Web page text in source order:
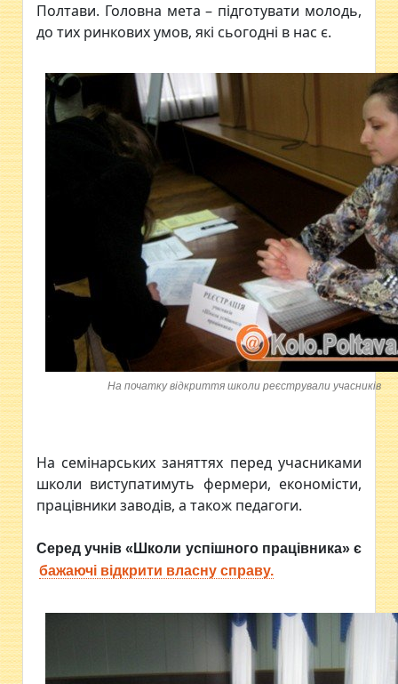
Полтави. Головна мета – підготувати молодь,
до тих ринкових умов, які сьогодні в нас є.
На початку відкриття школи реєстрували учасників
На семінарських заняттях перед учасниками
школи виступатимуть фермери, економісти,
працівники заводів, а також педагоги.
Серед учнів «Школи успішного працівника» є
бажаючі відкрити власну справу.